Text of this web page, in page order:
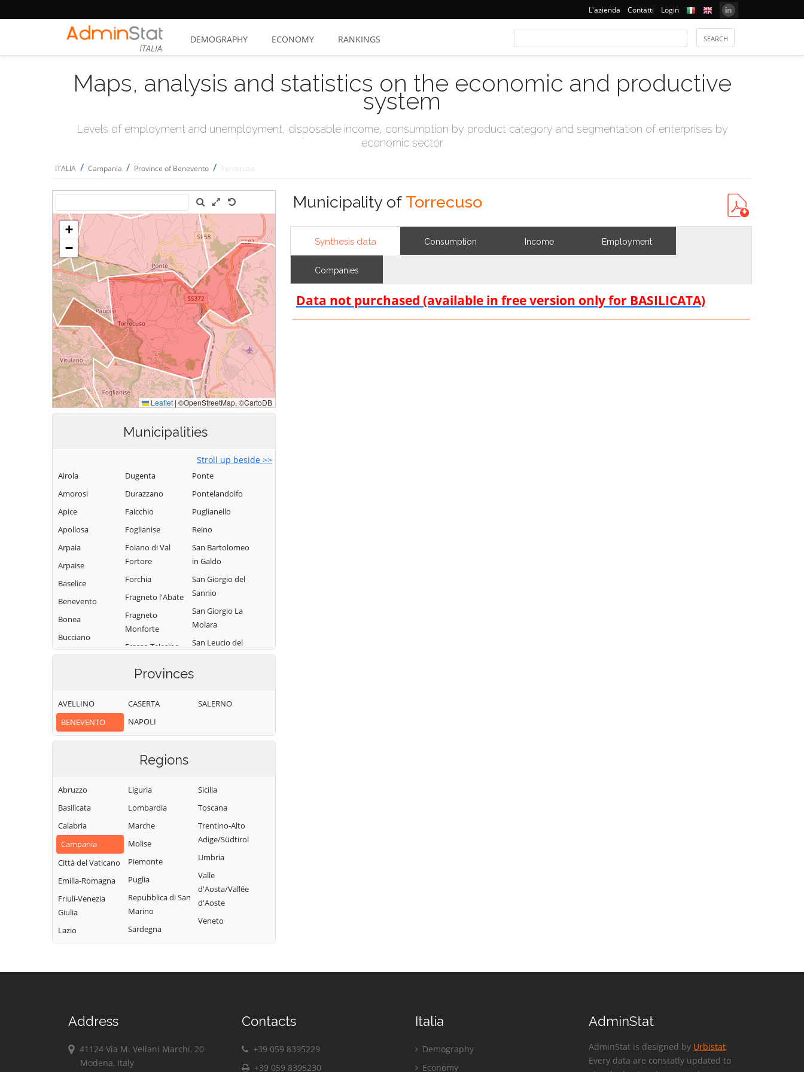
L'azienda Contatti Login
ITALIA
DEMOGRAPHY ECONOMY RANKINGS
Maps, analysis and statistics on the economic and productive
system
Levels of employment and unemployment, disposable income, consumption by product category and segmentation of enterprises by
economic sector
ITALIA / Campania / Province of Benevento / Torrecuso
Municipalities
Stroll up beside >>
Airola
Amorosi
Apice
Apollosa
Arpaia
Arpaise
Baselice
Benevento
Bonea
Bucciano
Buonalbergo
Campoli del
Monte Taburno
Casalduni
Castelpagano
Castelpoto
Castelvenere
Castelvetere in
Val Fortore
Cautano
Ceppaloni
Cerreto Sannita
Circello
Dugenta
Durazzano
Faicchio
Foglianise
Foiano di Val
Fortore
Forchia
Fragneto l'Abate
Fragneto
Monforte
Frasso Telesino
Schiavoni
Sanframondi
Limatola
Moiano
Val Fortore
Montesarchio
Morcone
Paduli
Pago Veiano
Pannarano
Pietraroja
Ponte
Pontelandolfo
Puglianello
Reino
San Bartolomeo
in Galdo
San Giorgio del
Sannio
San Giorgio La
Molara
San Leucio del
Sannio
San Lorenzello
Maggiore
San Marco dei
Sannita
San Nazzaro
San Nicola
Manfredi
San Salvatore
Sant'Agata de'
Goti
Sant'Angelo a
Telese Terme
Provinces
AVELLINO
BENEVENTO
CASERTA
NAPOLI
SALERNO
Regions
Abruzzo
Basilicata
Calabria
Campania
Città del Vaticano
Emilia-Romagna
Friuli-Venezia
Giulia
Lazio
Liguria
Lombardia
Marche
Molise
Piemonte
Puglia
Repubblica di San
Marino
Sardegna
Sicilia
Toscana
Trentino-Alto
Adige/Südtirol
Umbria
Valle
d'Aosta/Vallée
d'Aoste
Veneto
Municipality of Torrecuso
Synthesis data Consumption Income Employment
Companies
Data not purchased (available in free version only for BASILICATA)
Address
41124 Via M. Vellani Marchi, 20
Modena, Italy
Contacts
+39 059 8395229
+39 059 8395230
Italia
Demography
Economy
AdminStat
AdminStat is designed by Urbistat.
Every data are constatly updated to